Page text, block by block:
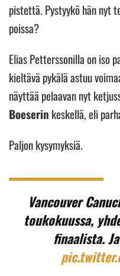
pistettä. Pystyykö hän nyt
poissa?
Elias Petterssonilla on iso
kieltävä pykälä astuu
näyttää pelaavan nyt
Boeserin keskellä, eli
Paljon kysymyksiä.
Vancouver
toukokuussa,
finaalista.